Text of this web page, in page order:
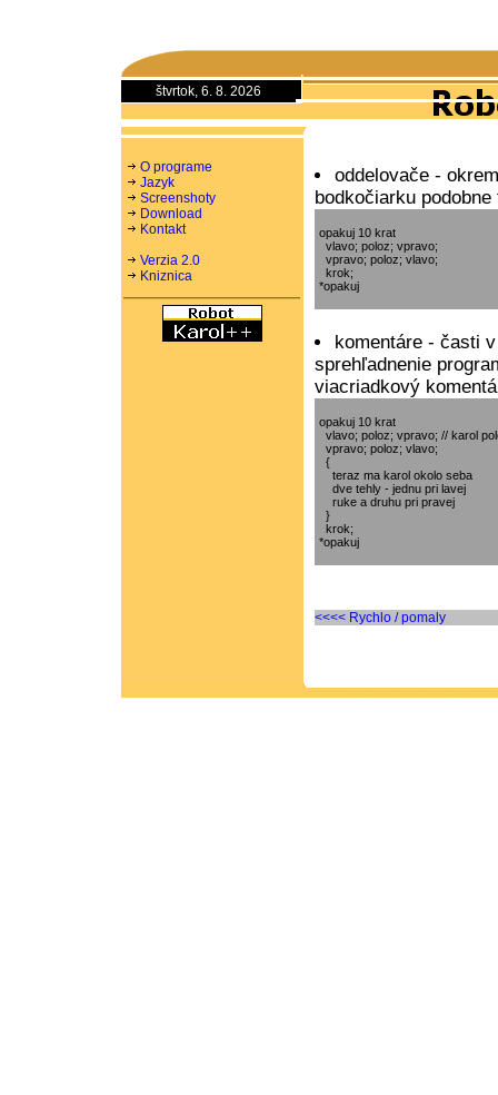
štvrtok, 6. 8. 2026
O programe
Jazyk
Screenshoty
Download
Kontakt
Verzia 2.0
Kniznica
oddelovače -
bodkočiarku
opakuj 10 krat
  vlavo; poloz; vpravo;
  vpravo; poloz; vlavo;
  krok;
*opakuj
komentáre - časti
sprehľadnenie
viacriadkový
opakuj 10 krat
vlavo; poloz; vpravo; // karol
  vpravo; poloz; vlavo;
  {
    teraz ma karol okolo seba
    dve tehly - jednu pri lavej
    ruke a druhu pri pravej
  }
  krok;
*opakuj
<<<< Rychlo / pomaly